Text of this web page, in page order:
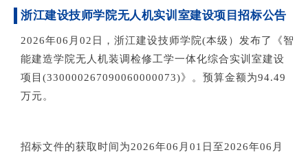
浙江建设技师学院无人机实训室建设项目招标公告
2026年06月02日，浙江建设技师学院(本级）发布了《智
能建造学院无人机装调检修工学一体化综合实训室建设
项目(330000267090060000073)》。预算金额为94.49
万元。
招标文件的获取时间为2026年06月01日至2026年06月